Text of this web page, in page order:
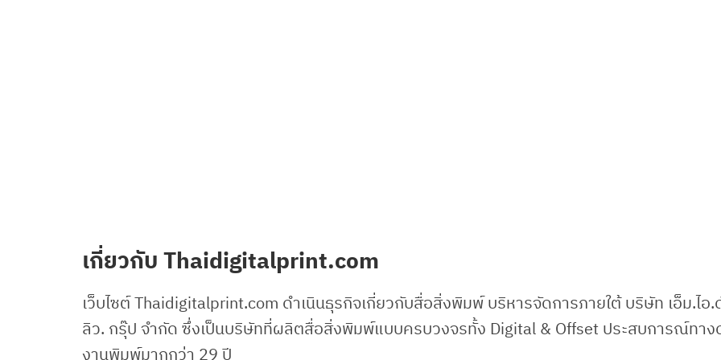
เกี่ยวกับ Thaidigitalprint.com
เว็บไซต์ Thaidigitalprint.com ดำเนินธุรกิจเกี่ยวกับสื่อสิ่งพิมพ์ บริหารจัดการภายใต้ บริษัท เอ็ม.ไอ
ลิว. กรุ๊ป จำกัด ซึ่งเป็นบริษัทที่ผลิตสื่อสิ่งพิมพ์แบบครบวงจรทั้ง Digital & Offset ประสบการณ์ทาง
งานพิมพ์มากกว่า 29 ปี